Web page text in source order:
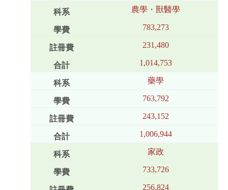
農學・獸醫學
783,273
231,480
1,014,753
藥學
763,792
243,152
1,006,944
家政
733,726
256,824